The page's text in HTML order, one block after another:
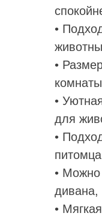
•
•
•
для
•
• Можно
дивана,
•